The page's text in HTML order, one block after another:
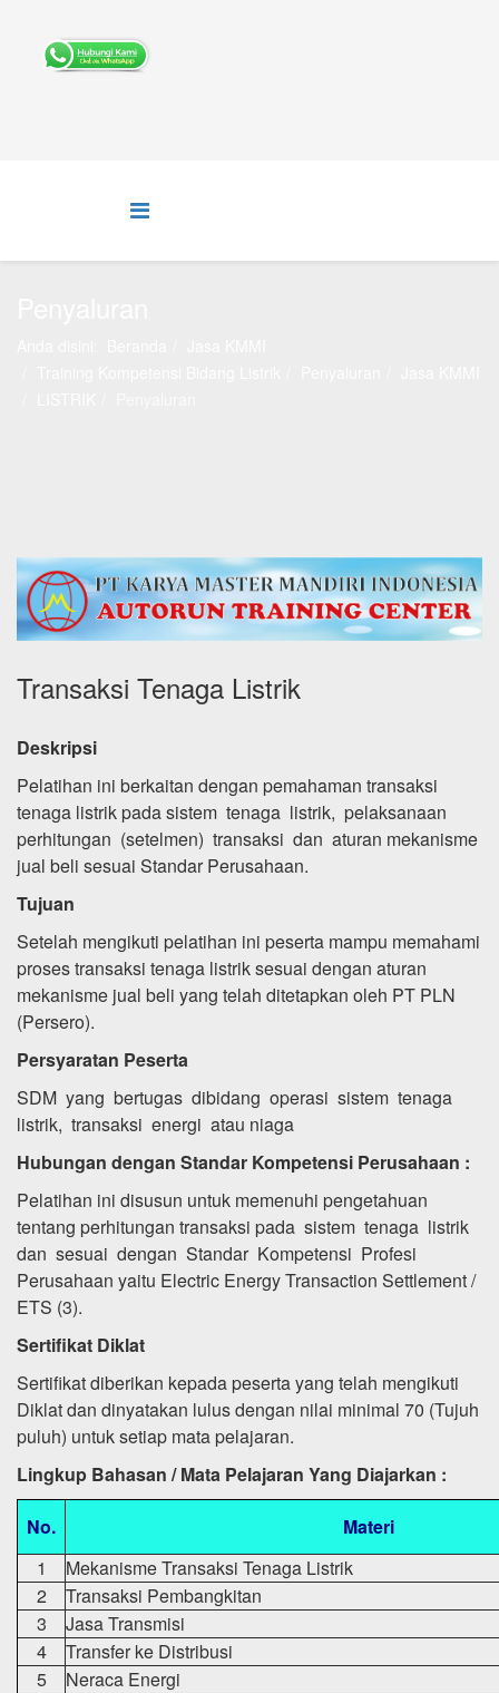
Transaksi Tenaga Listrik
Deskripsi
Pelatihan ini berkaitan dengan pemahaman transaksi
tenaga listrik pada sistem tenaga listrik, pelaksanaan
perhitungan (setelmen) transaksi dan aturan mekanisme
jual beli sesuai Standar Perusahaan.
Tujuan
Setelah mengikuti pelatihan ini peserta mampu memahami
proses transaksi tenaga listrik sesuai dengan aturan
mekanisme jual beli yang telah ditetapkan oleh PT PLN
(Persero).
Persyaratan Peserta
SDM yang bertugas dibidang operasi sistem tenaga
listrik, transaksi energi atau niaga
Hubungan dengan Standar Kompetensi Perusahaan :
Pelatihan ini disusun untuk memenuhi pengetahuan
tentang perhitungan transaksi pada sistem tenaga listrik
dan sesuai dengan Standar Kompetensi Profesi
Perusahaan yaitu Electric Energy Transaction Settlement /
ETS (3).
Sertifikat Diklat
Sertifikat diberikan kepada peserta yang telah mengikuti
Diklat dan dinyatakan lulus dengan nilai minimal 70 (Tujuh
puluh) untuk setiap mata pelajaran.
Lingkup Bahasan / Mata Pelajaran Yang Diajarkan :
No.
Materi
1
Mekanisme Transaksi Tenaga Listrik
2
Transaksi Pembangkitan
3
Jasa Transmisi
4
Transfer ke Distribusi
5
Neraca Energi